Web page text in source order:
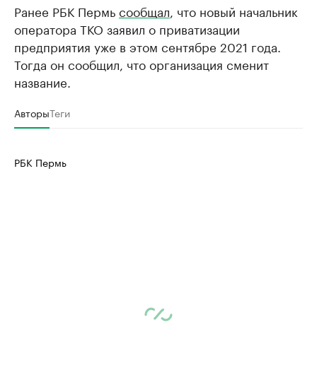
Ранее РБК Пермьсообщал , что новый начальник
оператора ТКО заявил о приватизации
предприятия уже в этом сентябре 2021 года.
Тогда он сообщил, что организация сменит
название.
АвторыТеги
РБК Пермь